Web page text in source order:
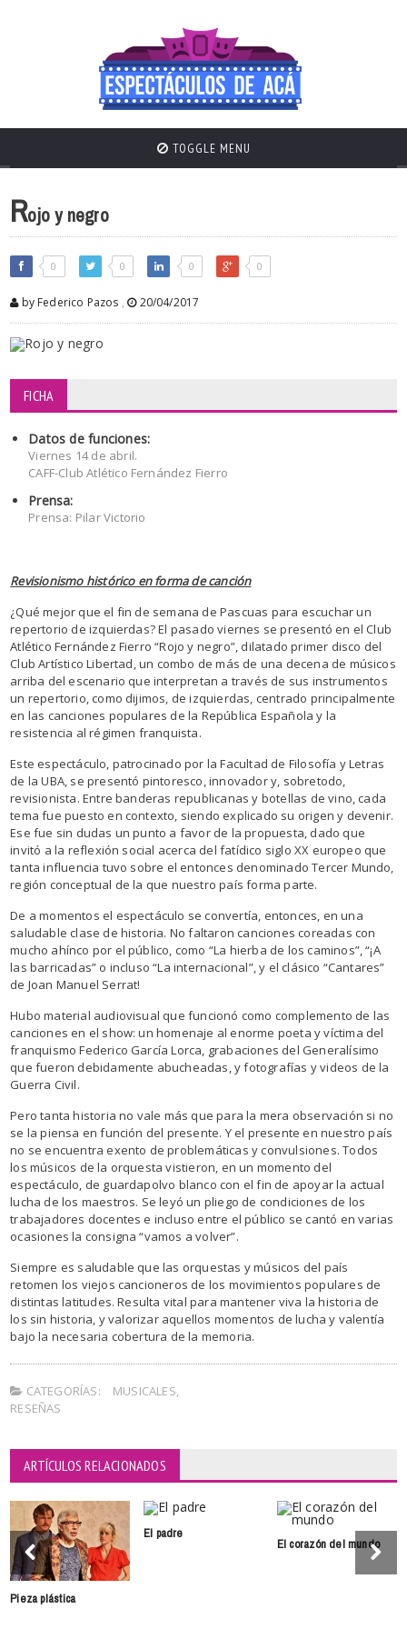
TOGGLE MENU
Rojo y negro
0 0 0 0
by Federico Pazos , 20/04/2017
FICHA
Datos de funciones:
Viernes 14 de abril.
CAFF-Club Atlético Fernández Fierro
Prensa:
Prensa: Pilar Victorio
Revisionismo histórico en forma de canción
¿Qué mejor que el fin de semana de Pascuas para escuchar un
repertorio de izquierdas? El pasado viernes se presentó en el Club
Atlético Fernández Fierro “Rojo y negro”, dilatado primer disco del
Club Artístico Libertad, un combo de más de una decena de músicos
arriba del escenario que interpretan a través de sus instrumentos
un repertorio, como dijimos, de izquierdas, centrado principalmente
en las canciones populares de la República Española y la
resistencia al régimen franquista.
Este espectáculo, patrocinado por la Facultad de Filosofía y Letras
de la UBA, se presentó pintoresco, innovador y, sobretodo,
revisionista. Entre banderas republicanas y botellas de vino, cada
tema fue puesto en contexto, siendo explicado su origen y devenir.
Ese fue sin dudas un punto a favor de la propuesta, dado que
invitó a la reflexión social acerca del fatídico siglo XX europeo que
tanta influencia tuvo sobre el entonces denominado Tercer Mundo,
región conceptual de la que nuestro país forma parte.
De a momentos el espectáculo se convertía, entonces, en una
saludable clase de historia. No faltaron canciones coreadas con
mucho ahínco por el público, como “La hierba de los caminos”, “¡A
las barricadas” o incluso “La internacional”, y el clásico “Cantares”
de Joan Manuel Serrat!
Hubo material audiovisual que funcionó como complemento de las
canciones en el show: un homenaje al enorme poeta y víctima del
franquismo Federico García Lorca, grabaciones del Generalísimo
que fueron debidamente abucheadas, y fotografías y videos de la
Guerra Civil.
Pero tanta historia no vale más que para la mera observación si no
se la piensa en función del presente. Y el presente en nuestro país
no se encuentra exento de problemáticas y convulsiones. Todos
los músicos de la orquesta vistieron, en un momento del
espectáculo, de guardapolvo blanco con el fin de apoyar la actual
lucha de los maestros. Se leyó un pliego de condiciones de los
trabajadores docentes e incluso entre el público se cantó en varias
ocasiones la consigna “vamos a volver”.
Siempre es saludable que las orquestas y músicos del país
retomen los viejos cancioneros de los movimientos populares de
distintas latitudes. Resulta vital para mantener viva la historia de
los sin historia, y valorizar aquellos momentos de lucha y valentía
bajo la necesaria cobertura de la memoria.
CATEGORÍAS: MUSICALES,
RESEÑAS
ARTÍCULOS RELACIONADOS
Pieza plástica
El padre
El corazón del mundo